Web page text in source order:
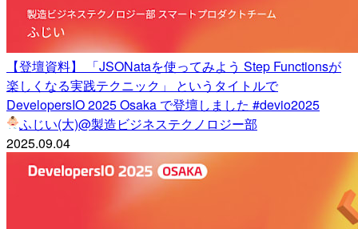
【登壇資料】 「JSONataを使ってみよう Step Functionsが
楽しくなる実践テクニック」 というタイトルで
DevelopersIO 2025 Osaka で登壇しました #devio2025
ふじい(大)@製造ビジネステクノロジー部
2025.09.04